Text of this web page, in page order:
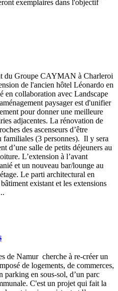
exemplaires dans l'objectif
du Groupe CAYMAN à Charleroi
de l'ancien hôtel Léonardo en
en collaboration avec Landscape
paysager est d'unifier
pour donner une meilleure
adjacentes. La rénovation de
des ascenseurs d’être
familiales (3 personnes). Il y sera
d’une salle de petits déjeuners au
L’extension à l’avant
et un nouveau bar/lounge au
Le parti architectural en
existant et les extensions
de Namur cherche à re-créer un
de logements, de commerces,
parking en sous-sol, d’un parc
C'est un projet qui fait la